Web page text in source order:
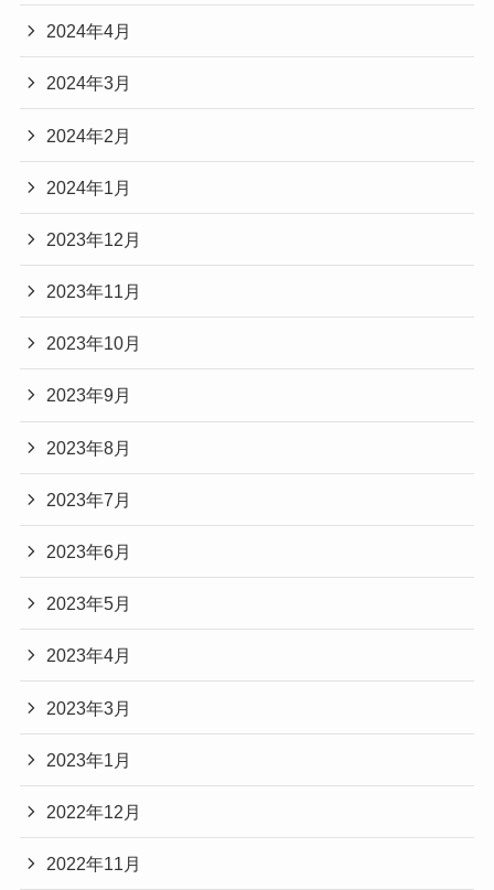
2024年4月
2024年3月
2024年2月
2024年1月
2023年12月
2023年11月
2023年10月
2023年9月
2023年8月
2023年7月
2023年6月
2023年5月
2023年4月
2023年3月
2023年1月
2022年12月
2022年11月